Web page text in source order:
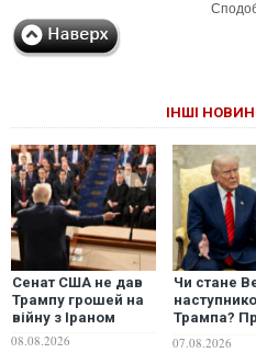
ІНШІ
Сенат США не дав
Трампу грошей на
війну з Іраном
08.08.2026
Чи стане
Трампа?
07.08.2026